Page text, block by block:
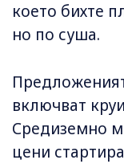
което бихте
но по суша.
включват
Средиземно
цени